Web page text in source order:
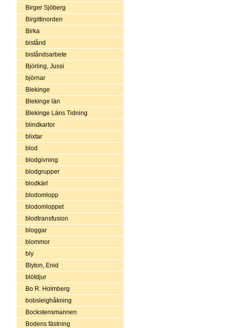
Birger Sjöberg
Birgittinorden
Birka
bistånd
biståndsarbete
Björling, Jussi
björnar
Blekinge
Blekinge län
Blekinge Läns Tidning
blindkartor
blixtar
blod
blodgivning
blodgrupper
blodkärl
blodomlopp
blodomloppet
blodtransfusion
bloggar
blommor
bly
Blyton, Enid
blötdjur
Bo R. Holmberg
bobsleighåkning
Bockstensmannen
Bodens fästning